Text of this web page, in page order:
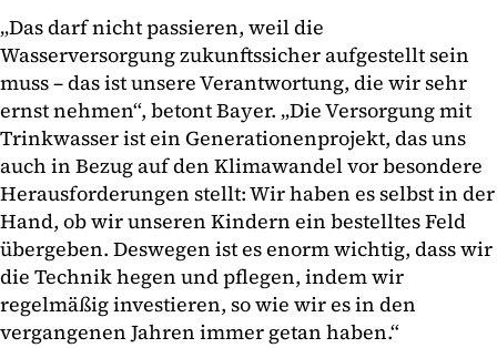
„Das darf nicht passieren, weil die
Wasserversorgung zukunftssicher aufgestellt sein
muss – das ist unsere Verantwortung, die wir sehr
ernst nehmen“, betont Bayer. „Die Versorgung mit
Trinkwasser ist ein Generationenprojekt, das uns
auch in Bezug auf den Klimawandel vor besondere
Herausforderungen stellt: Wir haben es selbst in der
Hand, ob wir unseren Kindern ein bestelltes Feld
übergeben. Deswegen ist es enorm wichtig, dass wir
die Technik hegen und pflegen, indem wir
regelmäßig investieren, so wie wir es in den
vergangenen Jahren immer getan haben.“